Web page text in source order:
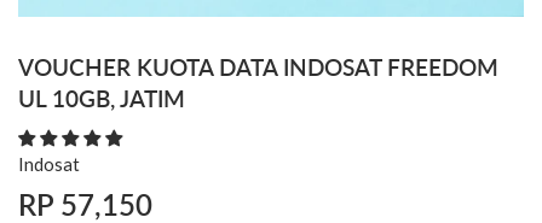
VOUCHER KUOTA DATA INDOSAT FREEDOM
UL 10GB, JATIM
Indosat
RP 57,150